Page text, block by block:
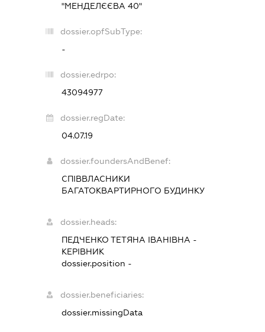
"МЕНДЕЛЄЄВА 40"
dossier.opfSubType:
-
dossier.edrpo:
43094977
dossier.regDate:
04.07.19
dossier.foundersAndBenef:
СПІВВЛАСНИКИ
БАГАТОКВАРТИРНОГО БУДИНКУ
dossier.heads:
ПЕДЧЕНКО ТЕТЯНА ІВАНІВНА -
КЕРІВНИК
dossier.position -
dossier.beneficiaries:
dossier.missingData